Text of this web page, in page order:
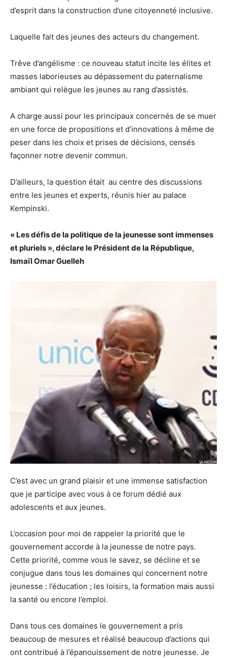
d’esprit dans la construction d’une citoyenneté inclusive.
Laquelle fait des jeunes des acteurs du changement.
Trêve d’angélisme : ce nouveau statut incite les élites et
masses laborieuses au dépassement du paternalisme
ambiant qui relègue les jeunes au rang d’assistés.
A charge aussi pour les principaux concernés de se muer
en une force de propositions et d’innovations à même de
peser dans les choix et prises de décisions, censés
façonner notre devenir commun.
D’ailleurs, la question était au centre des discussions
entre les jeunes et experts, réunis hier au palace
Kempinski.
« Les défis de la politique de la jeunesse sont immenses
et pluriels », déclare le Président de la République,
Ismaïl Omar Guelleh
C’est avec un grand plaisir et une immense satisfaction
que je participe avec vous à ce forum dédié aux
adolescents et aux jeunes.
L’occasion pour moi de rappeler la priorité que le
gouvernement accorde à la jeunesse de notre pays.
Cette priorité, comme vous le savez, se décline et se
conjugue dans tous les domaines qui concernent notre
jeunesse : l’éducation ; les loisirs, la formation mais aussi
la santé ou encore l’emploi.
Dans tous ces domaines le gouvernement a pris
beaucoup de mesures et réalisé beaucoup d’actions qui
ont contribué à l’épanouissement de notre jeunesse. Je